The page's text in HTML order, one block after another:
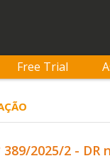
Free Trial
2025/2 - DR